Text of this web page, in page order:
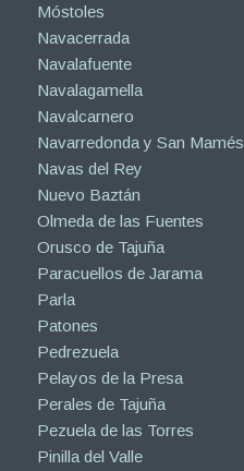
Móstoles
Navacerrada
Navalafuente
Navalagamella
Navalcarnero
Navarredonda y San Mamés
Navas del Rey
Nuevo Baztán
Olmeda de las Fuentes
Orusco de Tajuña
Paracuellos de Jarama
Parla
Patones
Pedrezuela
Pelayos de la Presa
Perales de Tajuña
Pezuela de las Torres
Pinilla del Valle